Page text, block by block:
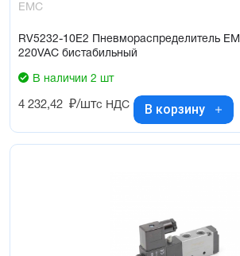
EMC
RV5232-10E2 Пневмораспределитель
220VAC бистабильный
В наличии 2 шт
4 232,42 ₽/штс НДС В корзину